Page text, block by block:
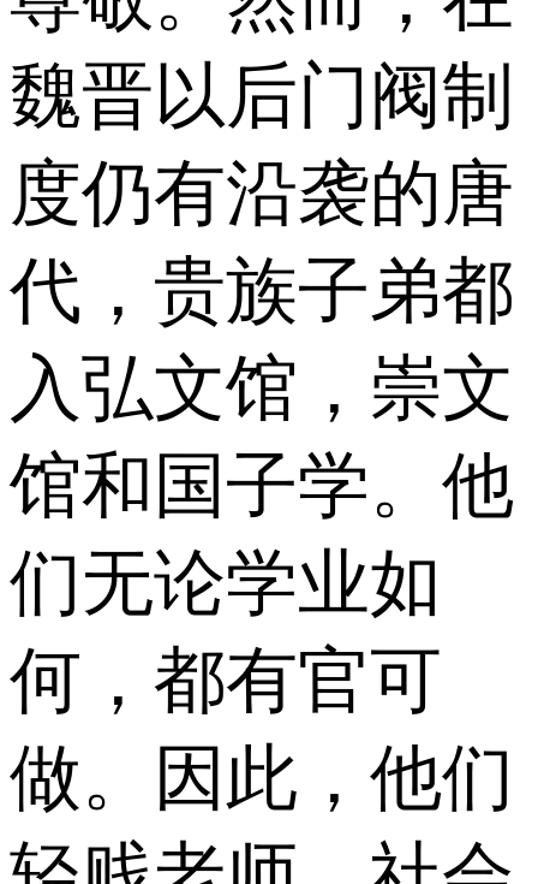
魏晋以后门阀制
度仍有沿袭的唐
代，贵族子弟都
入弘文馆，崇文
馆和国子学。他
们无论学业如
何，都有官可
做。因此，他们